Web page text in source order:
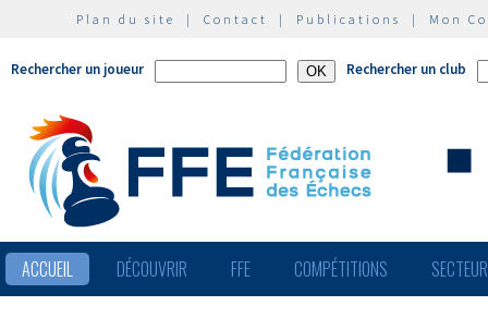
Plan du site | Contact | Publications | Mon
Rechercher un joueur Rechercher un club
ACCUEIL DÉCOUVRIR FFE COMPÉTITIONS